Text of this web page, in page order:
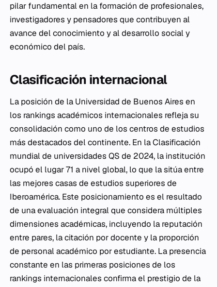
pilar fundamental en la formación de profesionales,
investigadores y pensadores que contribuyen al
avance del conocimiento y al desarrollo social y
económico del país.
Clasificación internacional
La posición de la Universidad de Buenos Aires en
los rankings académicos internacionales refleja su
consolidación como uno de los centros de estudios
más destacados del continente. En la Clasificación
mundial de universidades QS de 2024, la institución
ocupó el lugar 71 a nivel global, lo que la sitúa entre
las mejores casas de estudios superiores de
Iberoamérica. Este posicionamiento es el resultado
de una evaluación integral que considera múltiples
dimensiones académicas, incluyendo la reputación
entre pares, la citación por docente y la proporción
de personal académico por estudiante. La presencia
constante en las primeras posiciones de los
rankings internacionales confirma el prestigio de la